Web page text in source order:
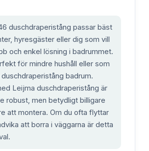
duschdraperistång passar bäst
hyresgäster eller dig som vill
och enkel lösning i badrummet.
för mindre hushåll eller som
badrum.
Leijma duschdraperistång är
robust, men betydligt billigare
att montera. Om du ofta flyttar
att borra i väggarna är detta